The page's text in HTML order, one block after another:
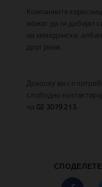
Компаниите
можат да ги добијат
на македонски,
друг јазик.
Доколку ви се
слободно
на 02 3079 213.